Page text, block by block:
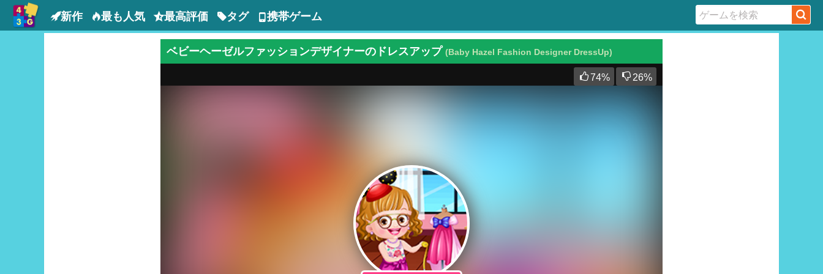
新作 最も人気 最高評価 タグ 携帯ゲーム
ベビーヘーゼルファッションデザイナーのドレスアップ (Baby Hazel Fashion Designer DressUp)
74% 26%